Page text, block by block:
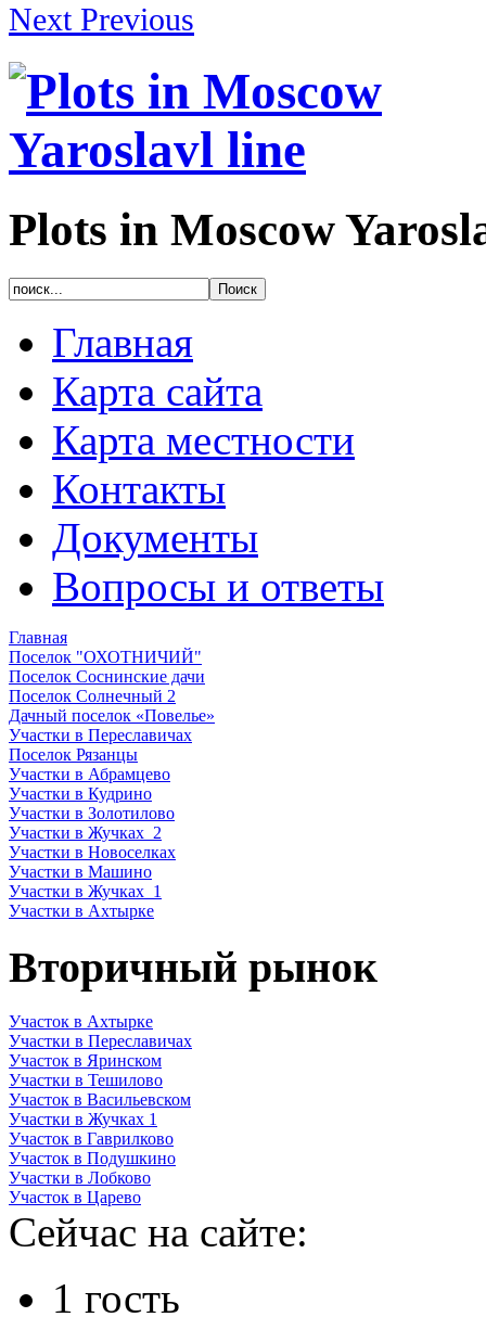
Next Previous
Plots in Moscow
Главная
Карта сайта
Карта местности
Контакты
Документы
Вопросы и ответы
Главная
Поселок "ОХОТНИЧИЙ"
Поселок Соснинские дачи
Поселок Солнечный 2
Дачный поселок «Повелье»
Участки в Переславичах
Поселок Рязанцы
Участки в Абрамцево
Участки в Кудрино
Участки в Золотилово
Участки в Жучках_2
Участки в Новоселках
Участки в Машино
Участки в Жучках_1
Участки в Ахтырке
Вторичный рынок
Участок в Ахтырке
Участки в Переславичах
Участок в Яринском
Участки в Тешилово
Участок в Васильевском
Участки в Жучках 1
Участок в Гаврилково
Участок в Подушкино
Участки в Лобково
Участок в Царево
Сейчас на сайте:
1 гость